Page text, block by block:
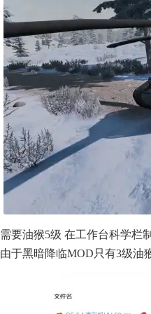
需要油猴5级 在工作台科学栏
由于黑暗降临MOD只有3级油